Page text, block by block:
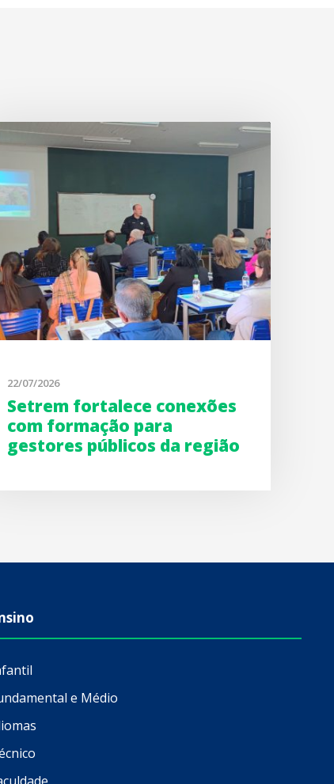
22/07/2026
Setrem fortalece conexões
com formação para
gestores públicos da região
e Médio